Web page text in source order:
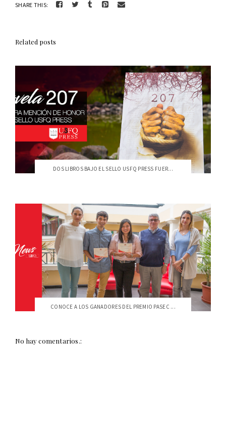
SHARE THIS:
Related posts
DOS LIBROS BAJO EL SELLO USFQ PRESS FUER...
CONOCE A LOS GANADORES DEL PREMIO PASEC ...
No hay comentarios.: